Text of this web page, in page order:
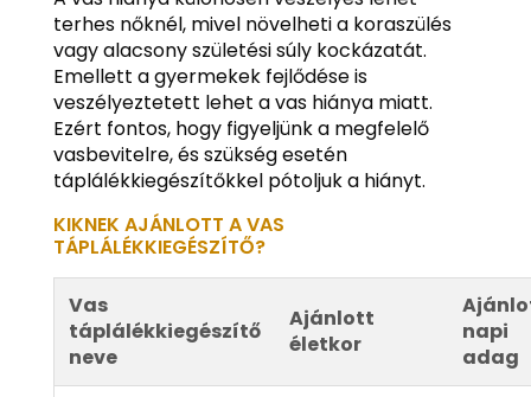
terhes nőknél, mivel növelheti a koraszülés
vagy alacsony születési súly kockázatát.
Emellett a gyermekek fejlődése is
veszélyeztetett lehet a vas hiánya miatt.
Ezért fontos, hogy figyeljünk a megfelelő
vasbevitelre, és szükség esetén
táplálékkiegészítőkkel pótoljuk a hiányt.
KIKNEK AJÁNLOTT A VAS
TÁPLÁLÉKKIEGÉSZÍTŐ?
Vas
táplálékkiegészítő
neve
Ajánlott
életkor
napi
adag